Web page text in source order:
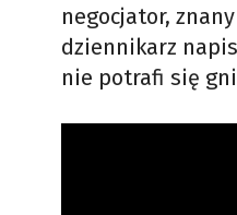
negocjator,
dziennikarz
nie potrafi się